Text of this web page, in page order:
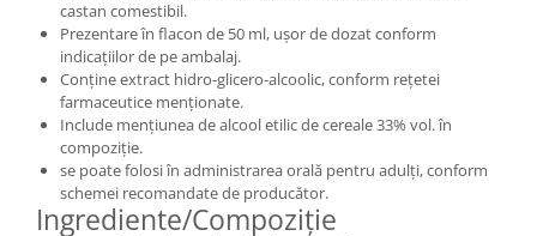
castan comestibil.
Prezentare în flacon de 50 ml, ușor de dozat conform
indicațiilor de pe ambalaj.
Conține extract hidro-glicero-alcoolic, conform rețetei
farmaceutice menționate.
Include mențiunea de alcool etilic de cereale 33% vol. în
compoziție.
se poate folosi în administrarea orală pentru adulți, conform
schemei recomandate de producător.
Ingrediente/Compoziție